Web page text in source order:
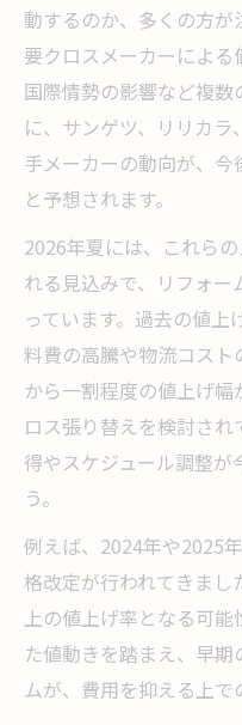
ポイント
クロス材料値
策
リリカラや東
連性
クロス張り替
性
新価格適用前
費用
リフォーム計画時
クロス張り替
方法
値上げ前後で
クロス材料値
る現実
シンコールや
むか
動するのか、多くの方が
要クロスメーカーによる
国際情勢の影響など複数
に、サンゲツ、リリカ
手メーカーの動向が、
と予想されます。
2026年夏には、これら
れる見込みで、リフォ
っています。過去の値
料費の高騰や物流コスト
から一割程度の値上げ
ロス張り替えを検討さ
得やスケジュール調整が
う。
例えば、2024年や2025
格改定が行われてきま
上の値上げ率となる可
た値動きを踏まえ、早
ムが、費用を抑える上で